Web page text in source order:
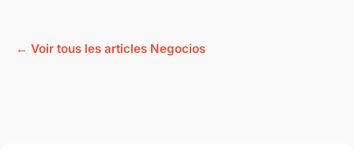
← Voir tous les articles Negocios